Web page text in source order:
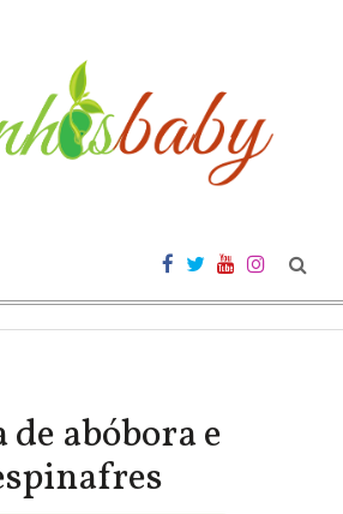
de abóbora e